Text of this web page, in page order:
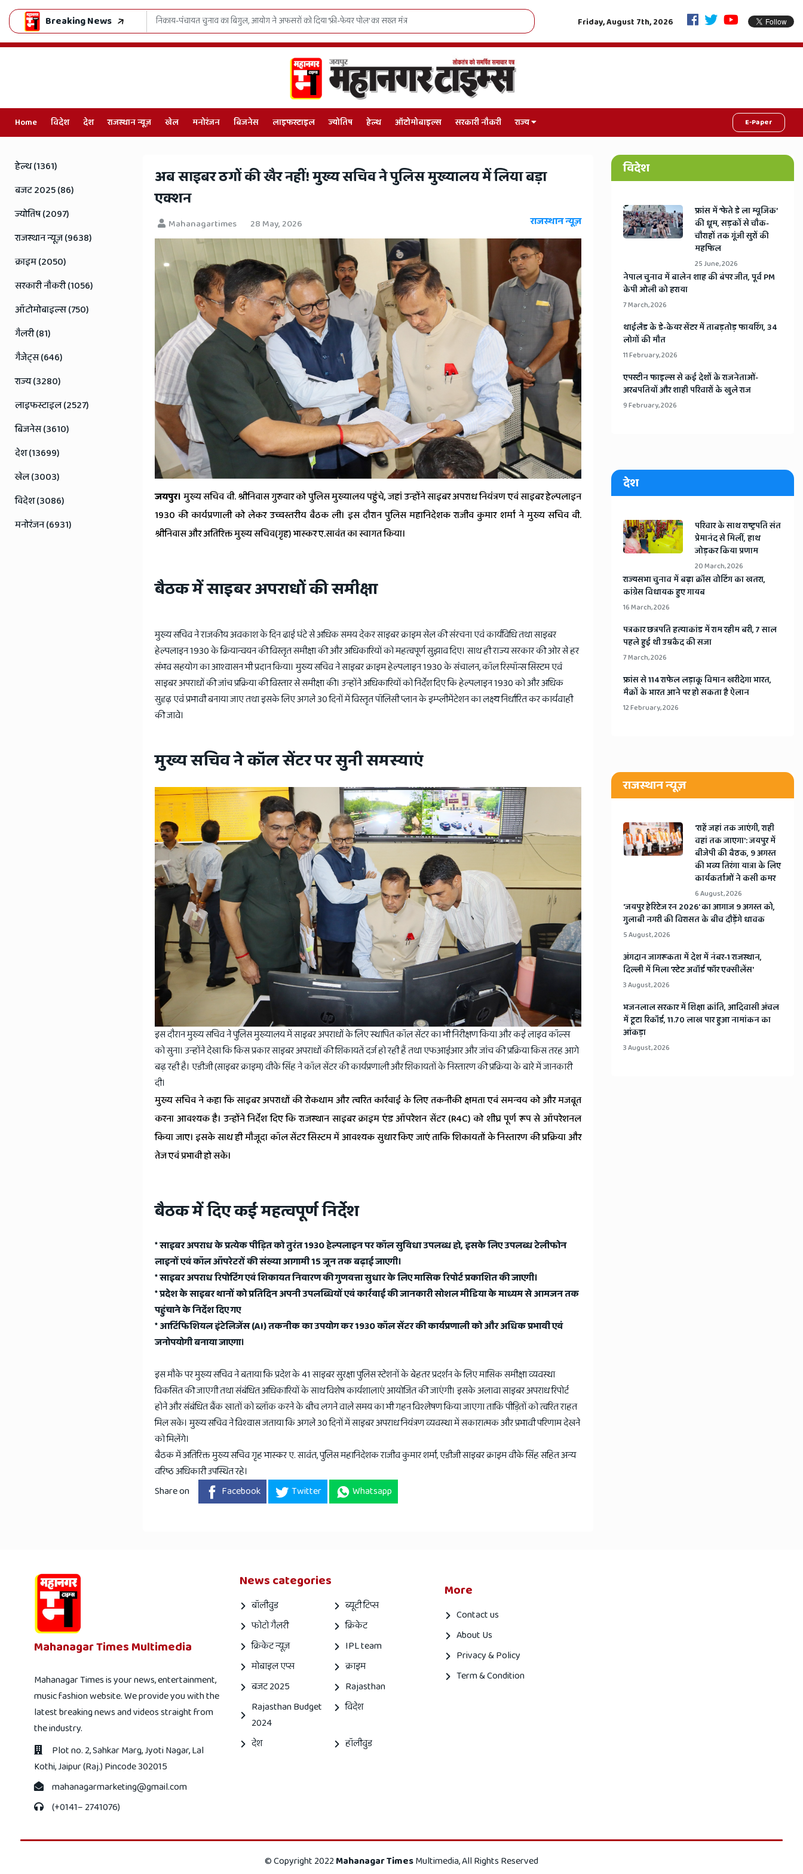
Breaking News भजनलाल सरकार का खेल मॉडल हिट, लेक्रोस में जनजातीय युवाओं का राष्ट्रीय दबदबा जीवनदान की महाक्रांति: एक फैसले से रोशन होंगी 9 जिंदगियां, राजस्थान में शुरू हुआ
Friday, August 7th, 2026
Home विदेश देश राजस्थान न्यूज़ खेल मनोरंजन बिजनेस लाइफस्टाइल ज्योतिष हेल्थ ऑटोमोबाइल्स सरकारी नौकरी राज्य E-Paper
Hindi
News,
Hindi
Samachar,
Jaipur
Rajasthan
News
अब साइबर ठगों की खैर नहीं! मुख्य सचिव ने पुलिस मुख्यालय में लिया बड़ा
एक्शन
Mahanagartimes 28 May, 2026 राजस्थान न्यूज़
जयपुर।मुख्य सचिव वी. श्रीनिवास गुरुवार को पुलिस मुख्यालय पहुंचे, जहां उन्होंने साइबर अपराध नियंत्रण एवं साइबर हेल्पलाइन
1930 की कार्यप्रणाली को लेकर उच्चस्तरीय बैठक ली। इस दौरान पुलिस महानिदेशक राजीव कुमार शर्मा ने मुख्य सचिव वी.
श्रीनिवास और अतिरिक्त मुख्य सचिव(गृह) भास्कर ए.सावंत का स्वागत किया।
बैठक में साइबर अपराधों की समीक्षा
मुख्य सचिव ने राजकीय अवकाश के दिन ढाई घंटे से अधिक समय देकर साइबर क्राइम सेल की संरचना एवं कार्यविधि तथा साइबर
हेल्पलाइन 1930 के क्रियान्वयन की विस्तृत समीक्षा की और अधिकारियों को महत्वपूर्ण सुझाव दिए। साथ ही राज्य सरकार की ओर से हर
संभव सहयोग का आश्वासन भी प्रदान किया। मुख्य सचिव ने साइबर क्राइम हेल्पलाइन 1930 के संचालन, कॉल रिस्पॉन्स सिस्टम एवं
साइबर अपराधों की जांच प्रक्रिया की विस्तार से समीक्षा की। उन्होंने अधिकारियों को निर्देश दिए कि हेल्पलाइन 1930 को और अधिक
सुदृढ़ एवं प्रभावी बनाया जाए तथा इसके लिए अगले 30 दिनों में विस्तृत पॉलिसी प्लान के इम्प्लीमेंटेशन का लक्ष्य निर्धारित कर कार्यवाही
की जावे।
मुख्य सचिव ने कॉल सेंटर पर सुनी समस्याएं
इस दौरान मुख्य सचिव ने पुलिस मुख्यालय में साइबर अपराधों के लिए स्थापित कॉल सेंटर का भी निरीक्षण किया और कई लाइव कॉल्स
को सुना। उन्होंने देखा कि किस प्रकार साइबर अपराधों की शिकायतें दर्ज हो रही हैं तथा एफआईआर और जांच की प्रक्रिया किस तरह आगे
बढ़ रही है। एडीजी (साइबर क्राइम) वीके सिंह ने कॉल सेंटर की कार्यप्रणाली और शिकायतों के निस्तारण की प्रक्रिया के बारे में जानकारी
दी।
मुख्य सचिव ने कहा कि साइबर अपराधों की रोकथाम और त्वरित कार्रवाई के लिए तकनीकी क्षमता एवं समन्वय को और मजबूत
करना आवश्यक है। उन्होंने निर्देश दिए कि राजस्थान साइबर क्राइम एंड ऑपरेशन सेंटर (R4C) को शीघ्र पूर्ण रूप से ऑपरेशनल
किया जाए। इसके साथ ही मौजूदा कॉल सेंटर सिस्टम में आवश्यक सुधार किए जाएं ताकि शिकायतों के निस्तारण की प्रक्रिया और
तेज एवं प्रभावी हो सके।
बैठक में दिए कई महत्वपूर्ण निर्देश
* साइबर अपराध के प्रत्येक पीड़ित को तुरंत 1930 हेल्पलाइन पर कॉल सुविधा उपलब्ध हो, इसके लिए उपलब्ध टेलीफोन
लाइनों एवं कॉल ऑपरेटरों की संख्या आगामी 15 जून तक बढ़ाई जाएगी।
* साइबर अपराध रिपोर्टिंग एवं शिकायत निवारण की गुणवत्ता सुधार के लिए मासिक रिपोर्ट प्रकाशित की जाएगी।
* प्रदेश के साइबर थानों को प्रतिदिन अपनी उपलब्धियों एवं कार्रवाई की जानकारी सोशल मीडिया के माध्यम से आमजन तक
पहुंचाने के निर्देश दिए गए
* आर्टिफिशियल इंटेलिजेंस (AI) तकनीक का उपयोग कर 1930 कॉल सेंटर की कार्यप्रणाली को और अधिक प्रभावी एवं
जनोपयोगी बनाया जाएगा।
इस मौके पर मुख्य सचिव ने बताया कि प्रदेश के 41 साइबर सुरक्षा पुलिस स्टेशनों के बेहतर प्रदर्शन के लिए मासिक समीक्षा व्यवस्था
विकसित की जाएगी तथा संबंधित अधिकारियों के साथ विशेष कार्यशालाएं आयोजित की जाएंगी। इसके अलावा साइबर अपराध रिपोर्ट
होने और संबंधित बैंक खातों को ब्लॉक करने के बीच लगने वाले समय का भी गहन विश्लेषण किया जाएगा ताकि पीड़ितों को त्वरित राहत
मिल सके। मुख्य सचिव ने विश्वास जताया कि अगले 30 दिनों में साइबर अपराध नियंत्रण व्यवस्था में सकारात्मक और प्रभावी परिणाम देखने
को मिलेंगे।
बैठक में अतिरिक्त मुख्य सचिव गृह भास्कर ए. सावंत, पुलिस महानिदेशक राजीव कुमार शर्मा, एडीजी साइबर क्राइम वीके सिंह सहित अन्य
वरिष्ठ अधिकारी उपस्थित रहे।
Share on
Facebook Twitter Whatsapp
हेल्थ (1361)
बजट 2025 (86)
ज्योतिष (2097)
राजस्थान न्यूज़ (9638)
क्राइम (2050)
सरकारी नौकरी (1056)
ऑटोमोबाइल्स (750)
गैलरी (81)
गैजेट्स (646)
राज्य (3280)
लाइफस्टाइल (2527)
बिजनेस (3610)
देश (13699)
खेल (3003)
विदेश (3086)
मनोरंजन (6931)
विदेश
​फ्रांस में ‘फेते डे ला म्यूजिक’
की धूम, सड़कों से चौक-
चौराहों तक गूंजी सुरों की
महफिल
25 June, 2026
​नेपाल चुनाव में बालेन शाह की बंपर जीत, पूर्व PM
केपी ओली को हराया
7 March, 2026
​थाईलैड के डे-केयर सेंटर में ताबड़तोड़ फायरिंग, 34
लोगों की मौत
11 February, 2026
​एपस्टीन फाइल्स से कई देशों के राजनेताओं-
अरबपतियों और शाही परिवारों के खुले राज
9 February, 2026
देश
​परिवार के साथ राष्ट्रपति संत
प्रेमानंद से मिलीं, हाथ
जोड़कर किया प्रणाम
20 March, 2026
​राज्यसभा चुनाव में बढ़ा क्रॉस वोटिंग का खतरा,
कांग्रेस विधायक हुए गायब
16 March, 2026
​पत्रकार छत्रपति हत्याकांड में राम रहीम बरी, 7 साल
पहले हुई थी उम्रकैद की सजा
7 March, 2026
​फ्रांस से 114 राफेल लड़ाकू विमान खरीदेगा भारत,
मैक्रों के भारत आने पर हो सकता है ऐलान
12 February, 2026
राजस्थान न्यूज़
'राहें जहां तक जाएंगी, राही
वहां तक जाएगा': जयपुर में
बीजेपी की बैठक, 9 अगस्त
की भव्य तिरंगा यात्रा के लिए
कार्यकर्ताओं ने कसी कमर
6 August, 2026
​'जयपुर हेरिटेज रन 2026' का आगाज 9 अगस्त को,
गुलाबी नगरी की विरासत के बीच दौड़ेंगे धावक
5 August, 2026
अंगदान जागरूकता में देश में नंबर-1 राजस्थान,
दिल्ली में मिला 'स्टेट अवॉर्ड फॉर एक्सीलेंस'
3 August, 2026
भजनलाल सरकार में शिक्षा क्रांति, आदिवासी अंचल
में टूटा रिकॉर्ड, 11.70 लाख पार हुआ नामांकन का
आंकड़ा
3 August, 2026
Mahanagar Times Multimedia
Mahanagar Times is your news, entertainment,
music fashion website. We provide you with the
latest breaking news and videos straight from
the industry.
Plot no. 2, Sahkar Marg, Jyoti Nagar, Lal
Kothi, Jaipur (Raj.) Pincode 302015
mahanagarmarketing@gmail.com
(+0141– 2741076)
News categories
बॉलीवुड
ब्यूटी टिप्स
फोटो गैलरी
क्रिकेट
क्रिकेट न्यूज़
IPL team
मोबाइल एप्स
क्राइम
बजट 2025
Rajasthan
Rajasthan Budget
2024
विदेश
देश हॉलीवुड
More
Contact us
About Us
Privacy & Policy
Term & Condition
© Copyright 2022Mahanagar TimesMultimedia, All Rights Reserved